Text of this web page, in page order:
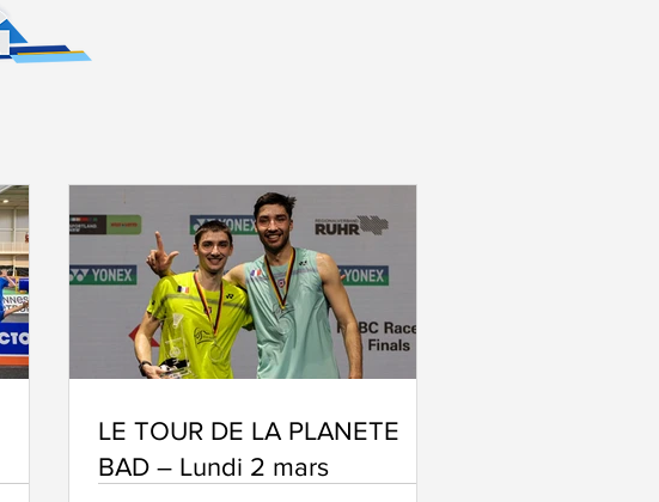
LE TOUR DE LA PLANETE
BAD – Lundi 2 mars